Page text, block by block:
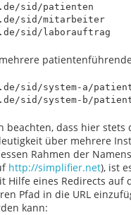
sid/patienten
sid/mitarbeiter
sid/system-a/
beachten, dass hier
über mehrere
Rahmen der
http://simplifier.net), ist
Hilfe eines Redirects auf
Pfad in die URL
kann: